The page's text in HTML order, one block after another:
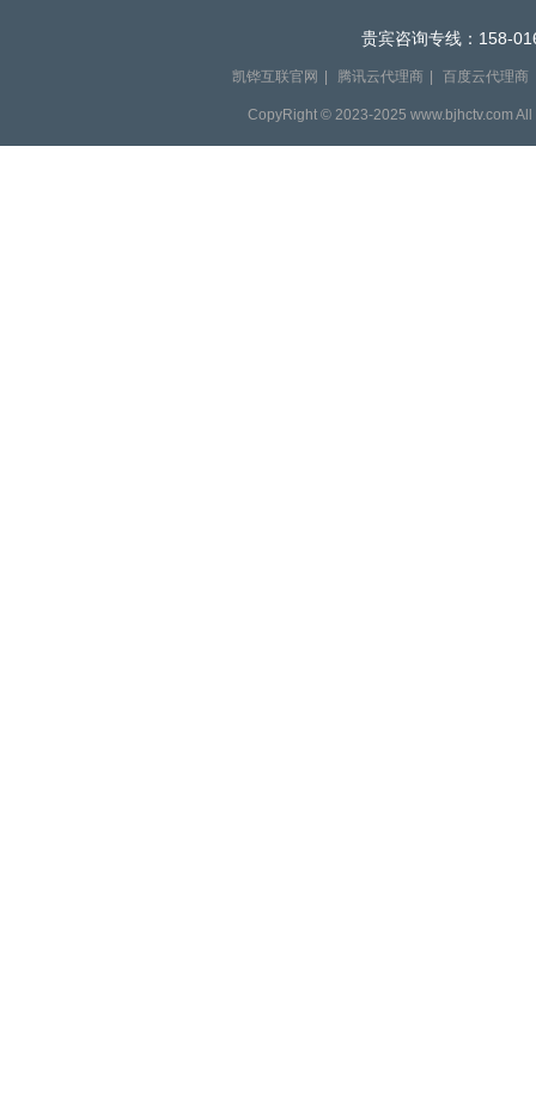
贵宾咨询专线：158-
凯铧互联官网 腾讯云代理商 百度云代理商
CopyRight © 2023-2025 www.bjhctv.com